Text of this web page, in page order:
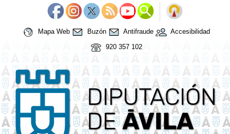
Mapa Web Buzón Antifraude
Accesibilidad
920 357 102